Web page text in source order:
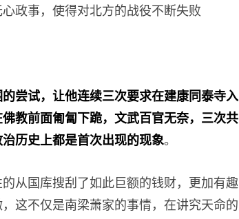
政事，使得对北方的战役不断失败
尝试，让他连续三次要求在建康同泰寺入
教前面匍匐下跪，文武百官无奈，三次共
历史上都是首次出现的现象。
从国库搜刮了如此巨额的钱财，更加有趣
这不仅是南梁萧家的事情，在讲究天命的